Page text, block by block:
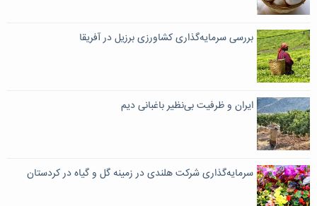
بررسی سرمایه‌گذاری کشاورزی برزیل در آفریقا
ایران و ظرفیت بی‌نظیر باغبانی دیم
سرمایه‌گذاری شرکت هلندی در زمینه گل و گیاه در کردستان